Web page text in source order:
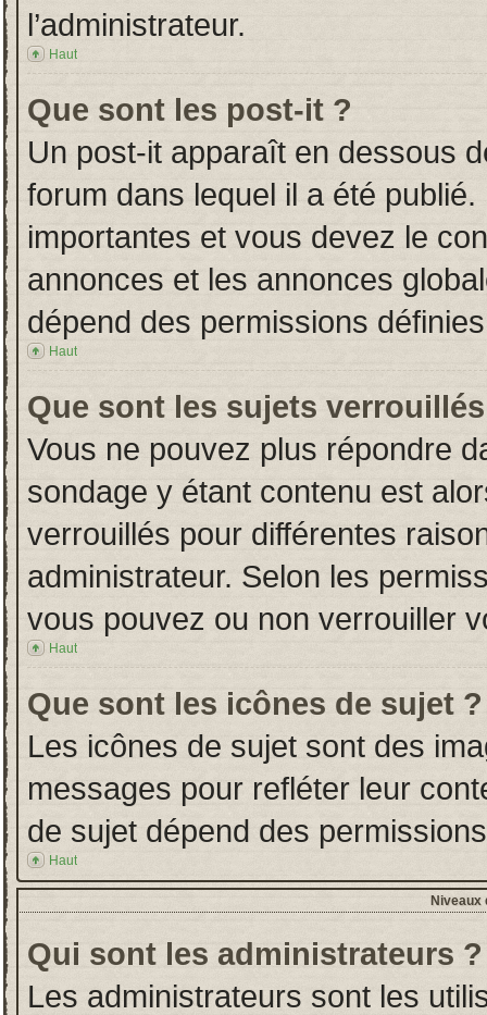
l’administrateur.
Haut
Que sont les post-it ?
Un post-it apparaît en dessous
forum dans lequel il a été
importantes et vous devez le
annonces et les annonces
dépend des permissions
Haut
Que sont les sujets
Vous ne pouvez plus répondre
sondage y étant contenu est
verrouillés pour différentes
administrateur. Selon les
vous pouvez ou non verrouiller
Haut
Que sont les icônes de sujet ?
Les icônes de sujet sont des
messages pour refléter leur
de sujet dépend des
Haut
Niveaux
Qui sont les administrateurs ?
Les administrateurs sont les